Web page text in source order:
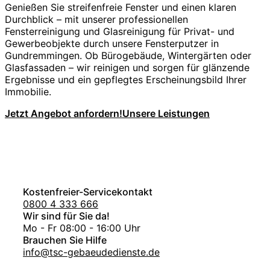
Genießen Sie streifenfreie Fenster und einen klaren
Durchblick – mit unserer professionellen
Fensterreinigung und Glasreinigung für Privat- und
Gewerbeobjekte durch unsere Fensterputzer in
Gundremmingen. Ob Bürogebäude, Wintergärten oder
Glasfassaden – wir reinigen und sorgen für glänzende
Ergebnisse und ein gepflegtes Erscheinungsbild Ihrer
Immobilie.
Jetzt Angebot anfordern!Unsere Leistungen
Kostenfreier-Servicekontakt
0800 4 333 666
Wir sind für Sie da!
Mo - Fr 08:00 - 16:00 Uhr
Brauchen Sie Hilfe
info@tsc-gebaeudedienste.de